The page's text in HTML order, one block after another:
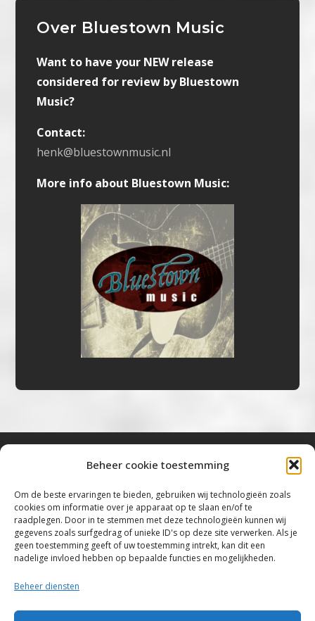
Beheer cookie toestemming
Om de beste ervaringen te bieden, gebruiken wij technologieën zoals
cookies om informatie over je apparaat op te slaan en/of te
raadplegen. Door in te stemmen met deze technologieën kunnen wij
gegevens zoals surfgedrag of unieke ID's op deze site verwerken. Als je
geen toestemming geeft of uw toestemming intrekt, kan dit een
nadelige invloed hebben op bepaalde functies en mogelijkheden.
Beheer diensten
Over Bluestown Music
Want to have your NEW release
considered for review by Bluestown
Music?
Contact:
henk@bluestownmusic.nl
More info about Bluestown Music:
“Voor de mooiste Blues, Rock, Roots &
Americana”
Copyright 2019 – 2026 Bluestown Music – All